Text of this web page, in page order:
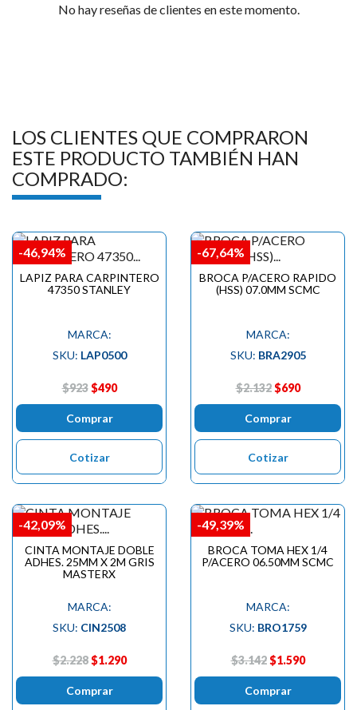
No hay reseñas de clientes en este momento.
LOS CLIENTES QUE COMPRARON
ESTE PRODUCTO TAMBIÉN HAN
COMPRADO:
LAPIZ PARA CARPINTERO
47350 STANLEY
MARCA:
SKU: LAP0500
$923 $490
Comprar
Cotizar
-46,94%
BROCA P/ACERO RAPIDO
(HSS) 07.0MM SCMC
MARCA:
SKU: BRA2905
$2.132 $690
Comprar
Cotizar
-67,64%
CINTA MONTAJE DOBLE
ADHES. 25MM X 2M GRIS
MASTERX
MARCA:
SKU: CIN2508
$2.228 $1.290
Comprar
-42,09%
BROCA TOMA HEX 1/4
P/ACERO 06.50MM SCMC
MARCA:
SKU: BRO1759
$3.142 $1.590
Comprar
-49,39%